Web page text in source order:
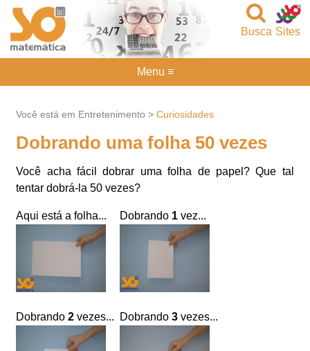
Sites
Busca
Você está em Entretenimento >Curiosidades
Dobrando uma folha 50 vezes
Você acha fácil dobrar uma folha de papel? Que tal
tentar dobrá-la 50 vezes?
Aqui está a folha... Dobrando 1 vez...
Dobrando2 vezes... Dobrando3 vezes...